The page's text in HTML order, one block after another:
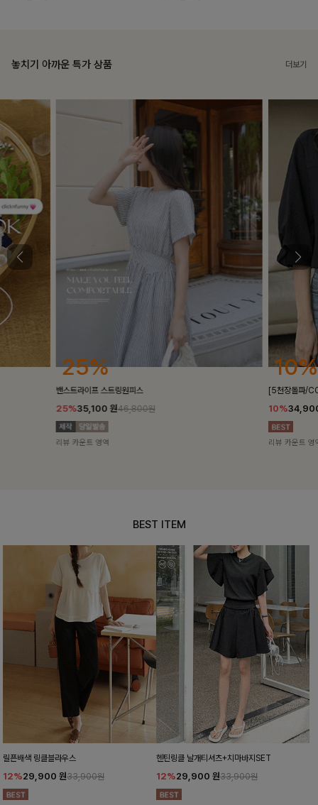
놓치기 아까운 특가 상품 더보기
25%
밴스트라이프 스트링원피스
25%35,100 원46,800원
리뷰 카운트 영역
10%
[5천장돌파/
10%
리뷰 카운트 영
BEST ITEM
릴픈배색 링클블라우스
12%29,900 원33,900원
헨틴링클 날개티셔츠+치마바지SET
12%29,900 원33,900원